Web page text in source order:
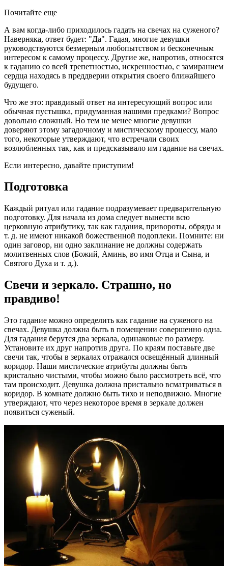
Почитайте еще
А вам когда-либо приходилось гадать на свечах на суженого?
Наверняка, ответ будет: "Да". Гадая, многие девушки
руководствуются безмерным любопытством и бесконечным
интересом к самому процессу. Другие же, напротив, относятся
к гаданию со всей трепетностью, искренностью, с замиранием
сердца находясь в преддверии открытия своего ближайшего
будущего.
Что же это: правдивый ответ на интересующий вопрос или
обычная пустышка, придуманная нашими предками? Вопрос
довольно сложный. Но тем не менее многие девушки
доверяют этому загадочному и мистическому процессу, мало
того, некоторые утверждают, что встречали своих
возлюбленных так, как и предсказывало им гадание на свечах.
Если интересно, давайте приступим!
Подготовка
Каждый ритуал или гадание подразумевает предварительную
подготовку. Для начала из дома следует вынести всю
церковную атрибутику, так как гадания, привороты, обряды и
т. д. не имеют никакой божественной подоплеки. Помните: ни
один заговор, ни одно заклинание не должны содержать
молитвенных слов (Божий, Аминь, во имя Отца и Сына, и
Святого Духа и т. д.).
Свечи и зеркало. Страшно, но
правдиво!
Это гадание можно определить как гадание на суженого на
свечах. Девушка должна быть в помещении совершенно одна.
Для гадания берутся два зеркала, одинаковые по размеру.
Установите их друг напротив друга. По краям поставьте две
свечи так, чтобы в зеркалах отражался освещённый длинный
коридор. Наши мистические атрибуты должны быть
кристально чистыми, чтобы можно было рассмотреть всё, что
там происходит. Девушка должна пристально всматриваться в
коридор. В комнате должно быть тихо и неподвижно. Многие
утверждают, что через некоторое время в зеркале должен
появиться суженый.